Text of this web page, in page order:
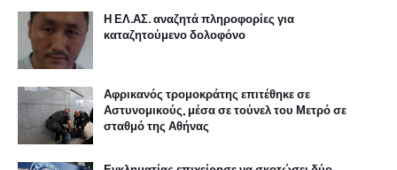
Η ΕΛ.ΑΣ. αναζητά πληροφορίες για
καταζητούμενο δολοφόνο
Αφρικανός τρομοκράτης επιτέθηκε σε
Αστυνομικούς, μέσα σε τούνελ του Μετρό σε
σταθμό της Αθήνας